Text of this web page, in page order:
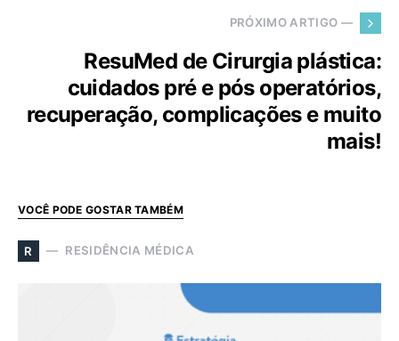
PRÓXIMO ARTIGO —
ResuMed de Cirurgia plástica:
cuidados pré e pós operatórios,
recuperação, complicações e muito
mais!
VOCÊ PODE GOSTAR TAMBÉM
R RESIDÊNCIA MÉDICA